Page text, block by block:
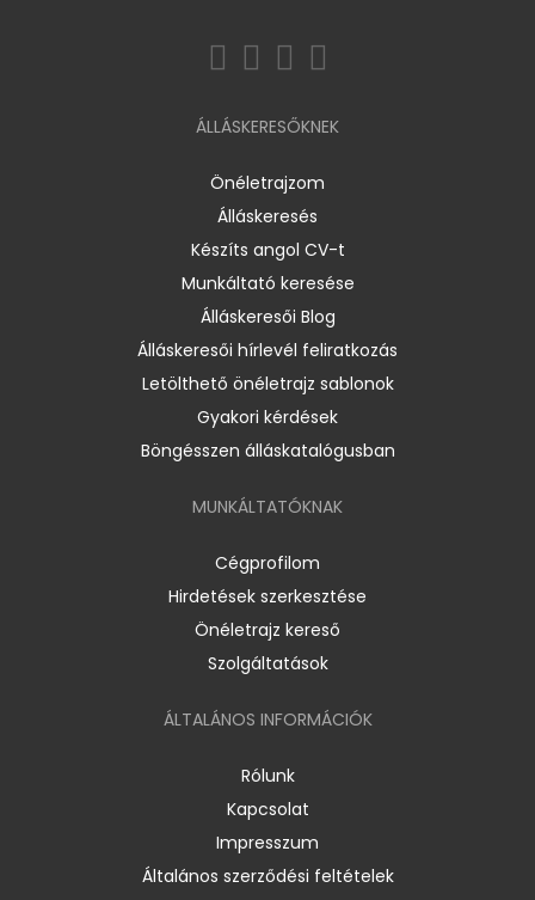
ÁLLÁSKERESŐKNEK
Önéletrajzom
Álláskeresés
Készíts angol CV-t
Munkáltató keresése
Álláskeresői Blog
Álláskeresői hírlevél feliratkozás
Letölthető önéletrajz sablonok
Gyakori kérdések
Böngésszen álláskatalógusban
MUNKÁLTATÓKNAK
Cégprofilom
Hirdetések szerkesztése
Önéletrajz kereső
Szolgáltatások
ÁLTALÁNOS INFORMÁCIÓK
Rólunk
Kapcsolat
Impresszum
Általános szerződési feltételek